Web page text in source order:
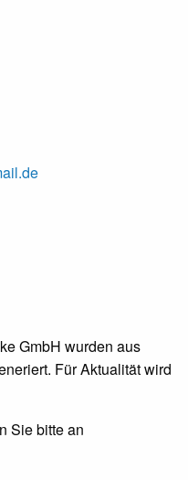
GmbH wurden aus
Für Aktualität wird
Sie bitte an